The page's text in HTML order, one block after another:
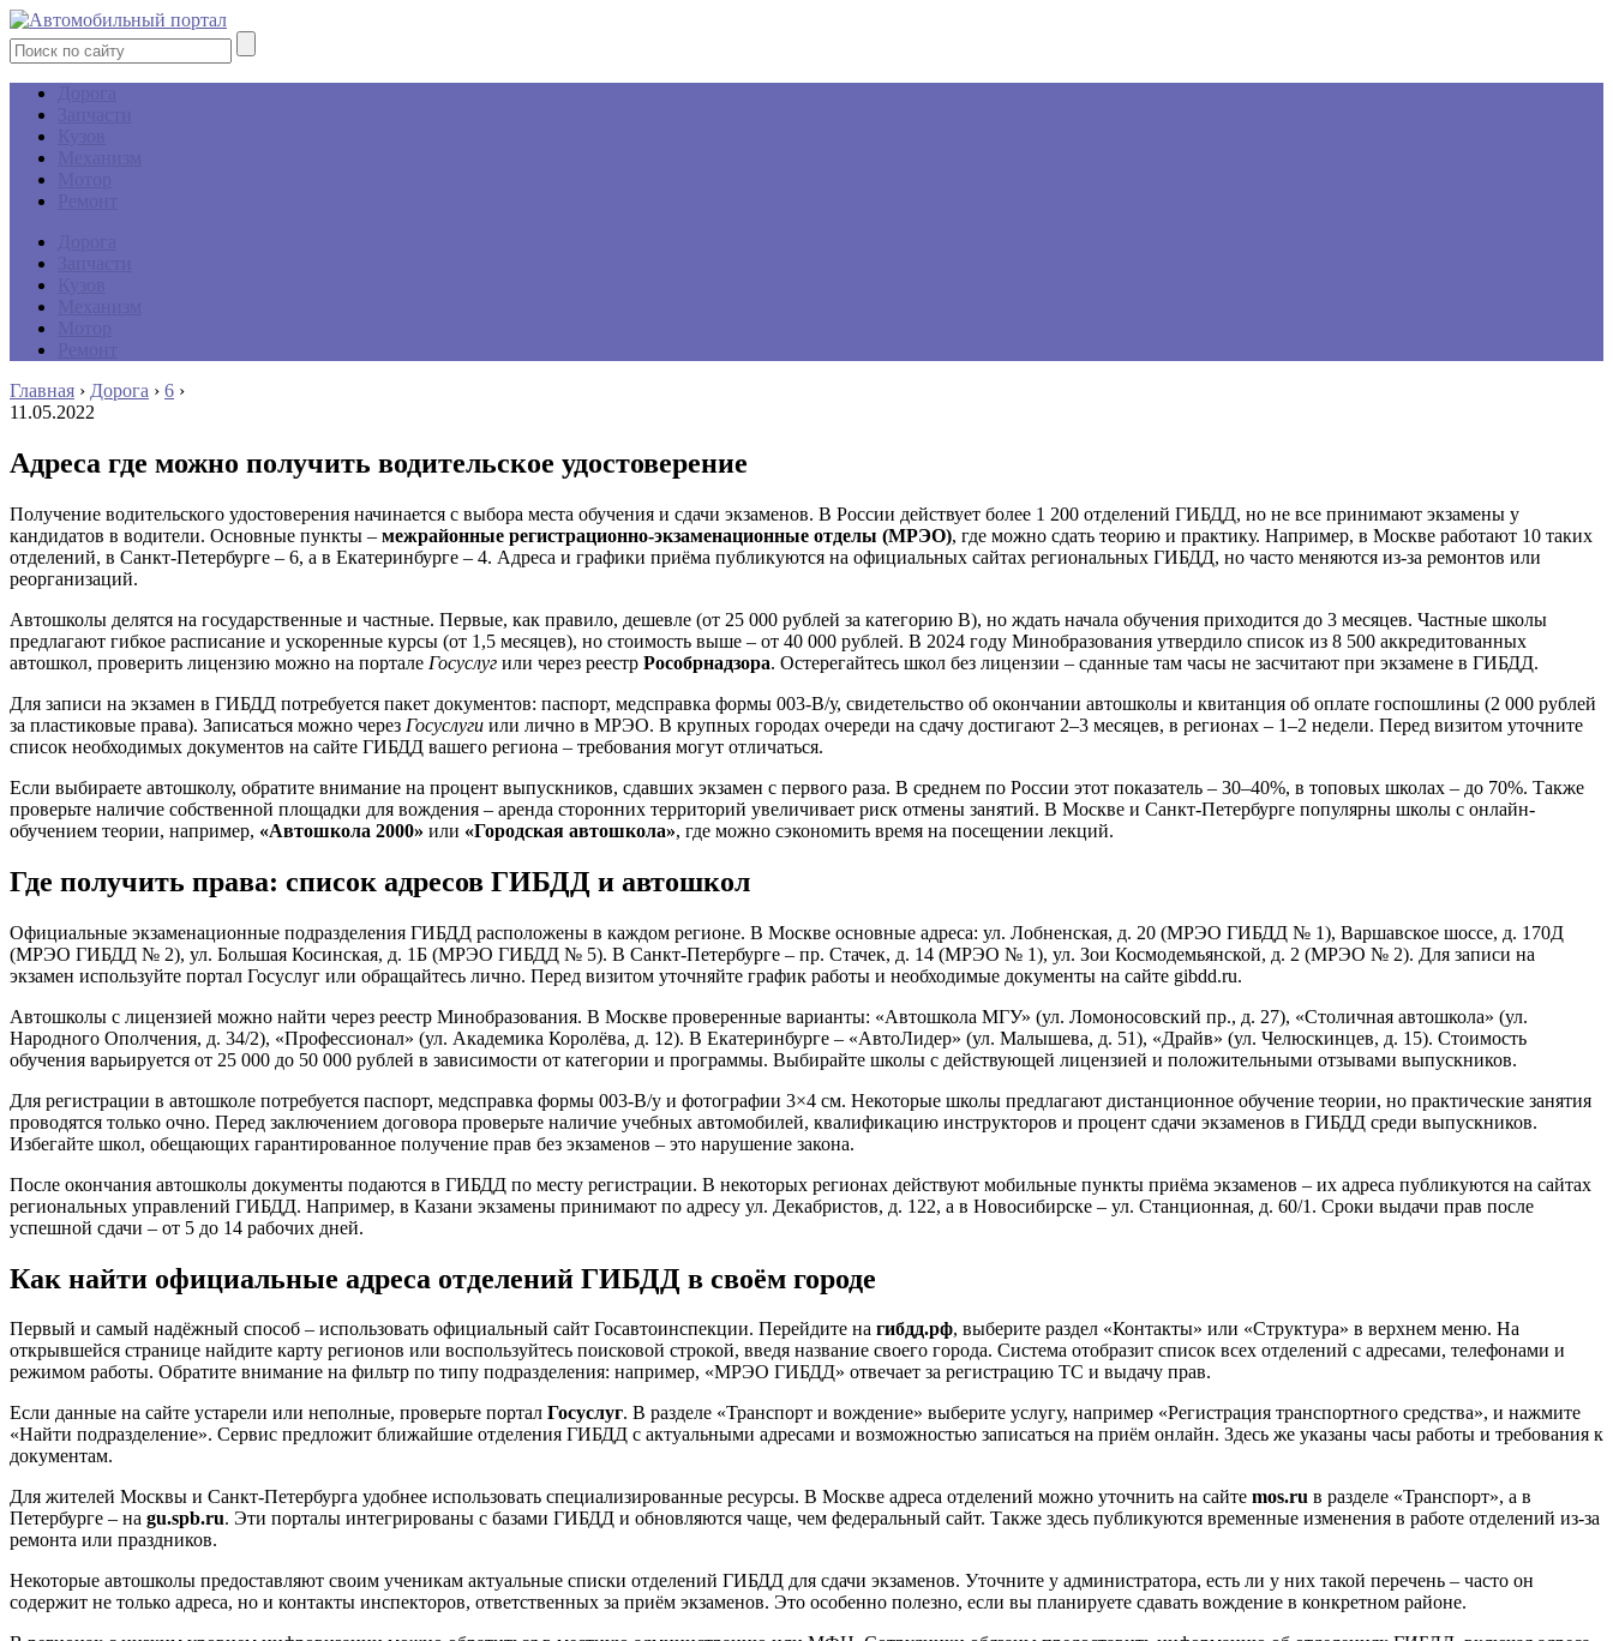
Главная › Дорога › 6 ›
11.05.2022
Адреса где можно получить водительское удостоверение
Получение водительского удостоверения начинается с выбора места обучения и сдачи экзаменов. В России действует более 1 200 отделений ГИБДД, но не все принимают экзамены у
кандидатов в водители. Основные пункты – межрайонные регистрационно-экзаменационные отделы (МРЭО), где можно сдать теорию и практику. Например, в Москве работают 10 таких
отделений, в Санкт-Петербурге – 6, а в Екатеринбурге – 4. Адреса и графики приёма публикуются на официальных сайтах региональных ГИБДД, но часто меняются из-за ремонтов или
реорганизаций.
Автошколы делятся на государственные и частные. Первые, как правило, дешевле (от 25 000 рублей за категорию B), но ждать начала обучения приходится до 3 месяцев. Частные школы
предлагают гибкое расписание и ускоренные курсы (от 1,5 месяцев), но стоимость выше – от 40 000 рублей. В 2024 году Минобразования утвердило список из 8 500 аккредитованных
автошкол, проверить лицензию можно на портале Госуслуг или через реестр Рособрнадзора. Остерегайтесь школ без лицензии – сданные там часы не засчитают при экзамене в ГИБДД.
Для записи на экзамен в ГИБДД потребуется пакет документов: паспорт, медсправка формы 003-В/у, свидетельство об окончании автошколы и квитанция об оплате госпошлины (2 000 рублей
за пластиковые права). Записаться можно через Госуслуги или лично в МРЭО. В крупных городах очереди на сдачу достигают 2–3 месяцев, в регионах – 1–2 недели. Перед визитом уточните
список необходимых документов на сайте ГИБДД вашего региона – требования могут отличаться.
Если выбираете автошколу, обратите внимание на процент выпускников, сдавших экзамен с первого раза. В среднем по России этот показатель – 30–40%, в топовых школах – до 70%. Также
проверьте наличие собственной площадки для вождения – аренда сторонних территорий увеличивает риск отмены занятий. В Москве и Санкт-Петербурге популярны школы с онлайн-
обучением теории, например, «Автошкола 2000» или «Городская автошкола», где можно сэкономить время на посещении лекций.
Где получить права: список адресов ГИБДД и автошкол
Официальные экзаменационные подразделения ГИБДД расположены в каждом регионе. В Москве основные адреса: ул. Лобненская, д. 20 (МРЭО ГИБДД № 1), Варшавское шоссе, д. 170Д
(МРЭО ГИБДД № 2), ул. Большая Косинская, д. 1Б (МРЭО ГИБДД № 5). В Санкт-Петербурге – пр. Стачек, д. 14 (МРЭО № 1), ул. Зои Космодемьянской, д. 2 (МРЭО № 2). Для записи на
экзамен используйте портал Госуслуг или обращайтесь лично. Перед визитом уточняйте график работы и необходимые документы на сайте gibdd.ru.
Автошколы с лицензией можно найти через реестр Минобразования. В Москве проверенные варианты: «Автошкола МГУ» (ул. Ломоносовский пр., д. 27), «Столичная автошкола» (ул.
Народного Ополчения, д. 34/2), «Профессионал» (ул. Академика Королёва, д. 12). В Екатеринбурге – «АвтоЛидер» (ул. Малышева, д. 51), «Драйв» (ул. Челюскинцев, д. 15). Стоимость
обучения варьируется от 25 000 до 50 000 рублей в зависимости от категории и программы. Выбирайте школы с действующей лицензией и положительными отзывами выпускников.
Для регистрации в автошколе потребуется паспорт, медсправка формы 003-В/у и фотографии 3×4 см. Некоторые школы предлагают дистанционное обучение теории, но практические занятия
проводятся только очно. Перед заключением договора проверьте наличие учебных автомобилей, квалификацию инструкторов и процент сдачи экзаменов в ГИБДД среди выпускников.
Избегайте школ, обещающих гарантированное получение прав без экзаменов – это нарушение закона.
После окончания автошколы документы подаются в ГИБДД по месту регистрации. В некоторых регионах действуют мобильные пункты приёма экзаменов – их адреса публикуются на сайтах
региональных управлений ГИБДД. Например, в Казани экзамены принимают по адресу ул. Декабристов, д. 122, а в Новосибирске – ул. Станционная, д. 60/1. Сроки выдачи прав после
успешной сдачи – от 5 до 14 рабочих дней.
Как найти официальные адреса отделений ГИБДД в своём городе
Первый и самый надёжный способ – использовать официальный сайт Госавтоинспекции. Перейдите на гибдд.рф, выберите раздел «Контакты» или «Структура» в верхнем меню. На
открывшейся странице найдите карту регионов или воспользуйтесь поисковой строкой, введя название своего города. Система отобразит список всех отделений с адресами, телефонами и
режимом работы. Обратите внимание на фильтр по типу подразделения: например, «МРЭО ГИБДД» отвечает за регистрацию ТС и выдачу прав.
Если данные на сайте устарели или неполные, проверьте портал Госуслуг. В разделе «Транспорт и вождение» выберите услугу, например «Регистрация транспортного средства», и нажмите
«Найти подразделение». Сервис предложит ближайшие отделения ГИБДД с актуальными адресами и возможностью записаться на приём онлайн. Здесь же указаны часы работы и требования к
документам.
Для жителей Москвы и Санкт-Петербурга удобнее использовать специализированные ресурсы. В Москве адреса отделений можно уточнить на сайте mos.ru в разделе «Транспорт», а в
Петербурге – на gu.spb.ru. Эти порталы интегрированы с базами ГИБДД и обновляются чаще, чем федеральный сайт. Также здесь публикуются временные изменения в работе отделений из-за
ремонта или праздников.
Некоторые автошколы предоставляют своим ученикам актуальные списки отделений ГИБДД для сдачи экзаменов. Уточните у администратора, есть ли у них такой перечень – часто он
содержит не только адреса, но и контакты инспекторов, ответственных за приём экзаменов. Это особенно полезно, если вы планируете сдавать вождение в конкретном районе.